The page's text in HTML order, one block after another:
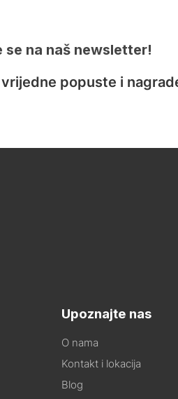
se na naš newsletter!
vrijedne popuste i
Upoznajte nas
O nama
Kontakt i lokacija
Blog